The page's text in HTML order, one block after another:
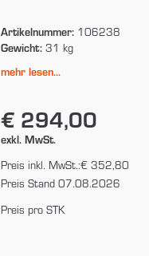
Artikelnummer:106238
Gewicht:31 kg
mehr lesen...
€ 294,00
exkl. MwSt.
Preis inkl. MwSt.:€ 352,80
Preis Stand 07.08.2026
Preis pro STK